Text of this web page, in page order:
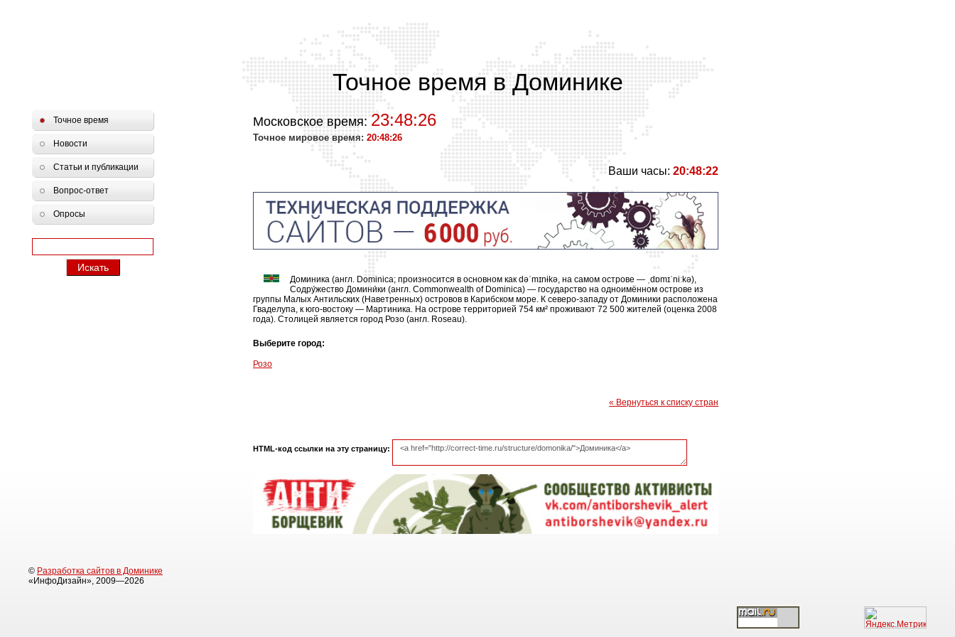
Точное время в Доминике
Московское время: 23:48:26
Точное мировое время: 20:48:26
Ваши часы:20:48:22
Доминика (англ. Dominica; произносится в основном как dəˈmɪnɨkə, на самом острове — ˌdɒmɪˈniːkə),
Содру́жество Домини́ки (англ. Commonwealth of Dominica) — государство на одноимённом острове из
группы Малых Антильских (Наветренных) островов в Карибском море. К северо-западу от Доминики расположена
Гваделупа, к юго-востоку — Мартиника. На острове территорией 754 км² проживают 72 500 жителей (оценка 2008
года). Столицей является город Розо (англ. Roseau).
Выберите город:
Розо
« Вернуться к списку стран
HTML-код ссылки на эту страницу:
Точное время
Новости
Статьи и публикации
Вопрос-ответ
Опросы
© Разработка сайтов в Доминике
«ИнфоДизайн», 2009—2026